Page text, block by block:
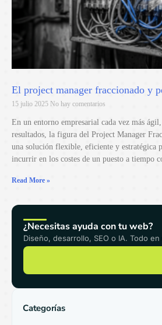
El project manager fraccionado y
15 julio 2025 No hay comentarios
En un entorno empresarial cada vez más
resultados, la figura del Project Manager
una solución flexible, eficiente y estratégica
incurrir en los costes de un puesto a tiempo
Read More »
¿Necesitas ayuda con tu web?
Diseño, desarrollo, SEO o IA. Todo
Categorías